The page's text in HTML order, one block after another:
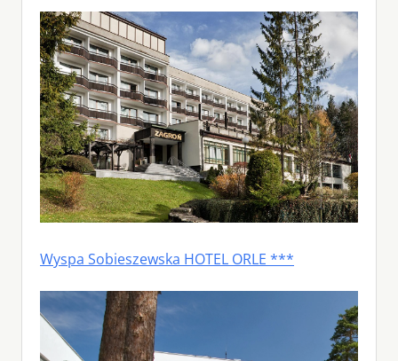
Wyspa Sobieszewska HOTEL ORLE ***